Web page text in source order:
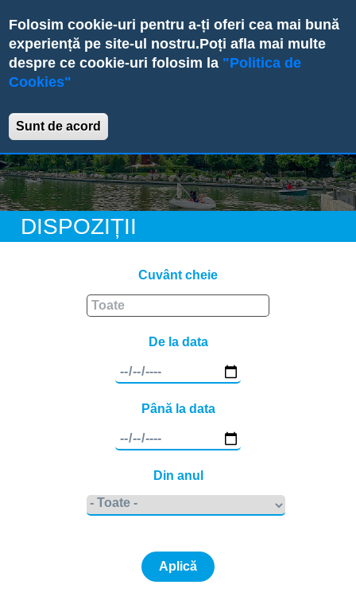
Folosim cookie-uri pentru a-ți oferi cea mai bună
experiență pe site-ul nostru.Poți afla mai multe
despre ce cookie-uri folosim la "Politica de
Cookies"
Sunt de acord
to
main
content
Primăria Sectorului 6
DISPOZIȚII
Cuvânt cheie
De la data
Până la data
Din anul